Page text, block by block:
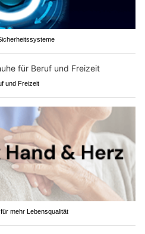
und Freizeit
mehr Lebensqualität